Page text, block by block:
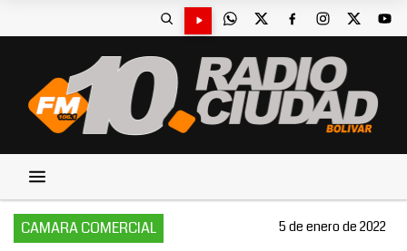
CAMARA COMERCIAL 5 de enero de 2022